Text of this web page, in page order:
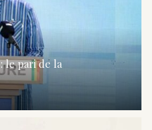
le pari de la